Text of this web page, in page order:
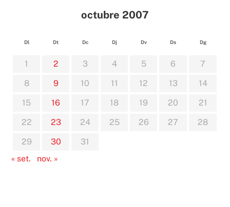
octubre 2007
Dl Dt Dc Dj Dv Ds Dg
1 2 3 4 5 6
7
8
9 10 11 12 13
14
15
16 17 18 19 20
21
22
23 24 25 26 27
28
29
30
31
« set.
nov. »